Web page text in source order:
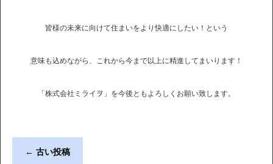
皆様の未来に向けて住まいをより快適にしたい！という
意味も込めながら、これから今まで以上に精進してまいります！
「株式会社ミライヲ」を今後ともよろしくお願い致します。
← 古い投稿